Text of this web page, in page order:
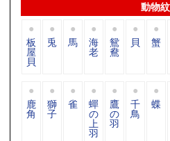
動物紋
板
屋
貝
兎 馬 海
老
鴛
鴦
貝 蟹
鹿
角
獅
子
雀 蟬
の
上
羽
鷹
の
羽
千
鳥
蝶